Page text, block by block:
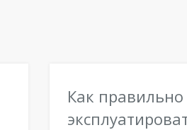
Как правильно